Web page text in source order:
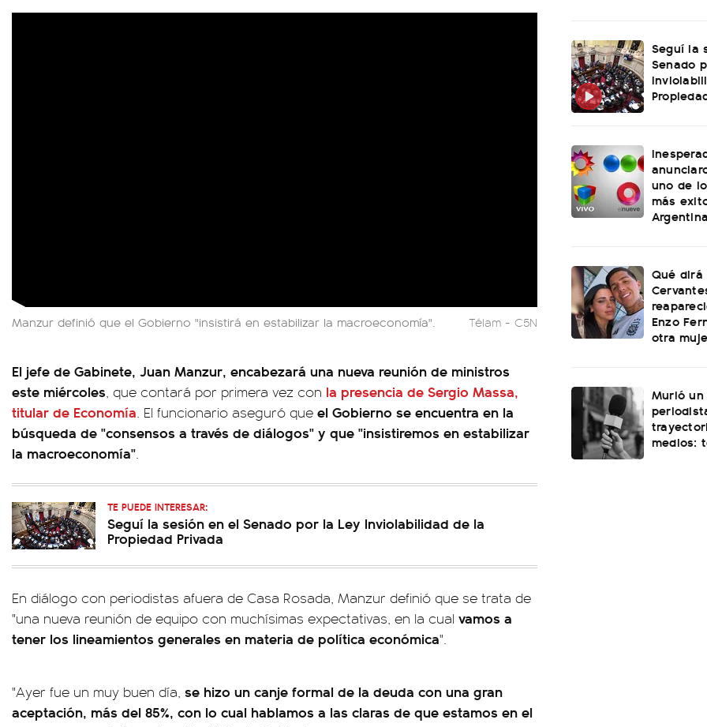
Manzur definió que el Gobierno "insistirá en estabilizar la macroeconomía". Télam - C5N
El jefe de Gabinete, Juan Manzur, encabezará una nueva reunión de ministros
este miércoles, que contará por primera vez con la presencia de Sergio Massa,
titular de Economía. El funcionario aseguró que el Gobierno se encuentra en la
búsqueda de "consensos a través de diálogos" y que "insistiremos en estabilizar
la macroeconomía".
TE PUEDE INTERESAR:
Seguí la sesión en el Senado por la Ley Inviolabilidad de la
Propiedad Privada
En diálogo con periodistas afuera de Casa Rosada, Manzur definió que se trata de
"una nueva reunión de equipo con muchísimas expectativas, en la cual vamos a
tener los lineamientos generales en materia de política económica".
"Ayer fue un muy buen día, se hizo un canje formal de la deuda con una gran
aceptación, más del 85%, con lo cual hablamos a las claras de que estamos en el
Seguí la
Senado
uno de
más
Argentina
Qué dirá
Enzo
otra
Murió
medios: